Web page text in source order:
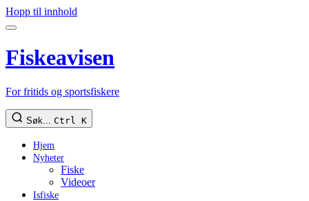
Hopp til innhold
Fiskeavisen
For fritids og sportsfiskere
Søk... Ctrl K
Hjem
Nyheter
Fiske
Videoer
Isfiske